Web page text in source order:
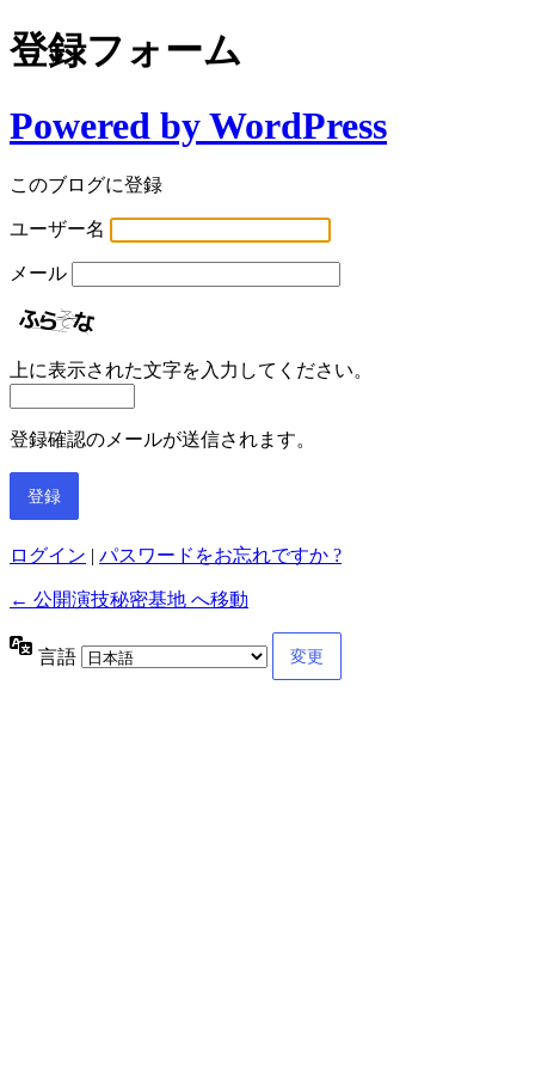
登録フォーム
Powered by WordPress
このブログに登録
ユーザー名
メール
上に表示された文字を入力してください。
登録確認のメールが送信されます。
ログイン | パスワードをお忘れですか ?
← 公開演技秘密基地 へ移動
言語